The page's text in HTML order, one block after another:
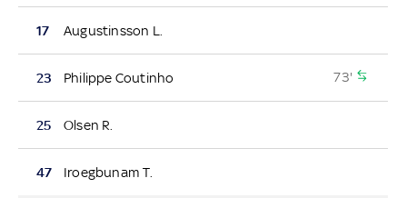
17 Augustinsson L.
23 Philippe Coutinho 73'
25 Olsen R.
47 Iroegbunam T.